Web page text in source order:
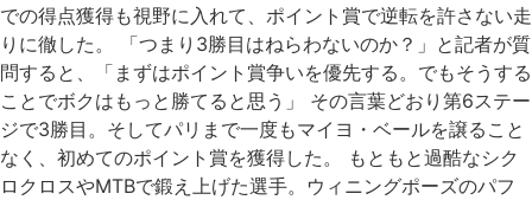
での得点獲得も視野に入れて、ポイント賞で逆転を許さない走
りに徹した。 「つまり3勝目はねらわないのか？」と記者が質
問すると、「まずはポイント賞争いを優先する。でもそうする
ことでボクはもっと勝てると思う」 その言葉どおり第6ステー
ジで3勝目。そしてパリまで一度もマイヨ・ベールを譲ること
なく、初めてのポイント賞を獲得した。 もともと過酷なシク
ロクロスやMTBで鍛え上げた選手。ウィニングポーズのパフ